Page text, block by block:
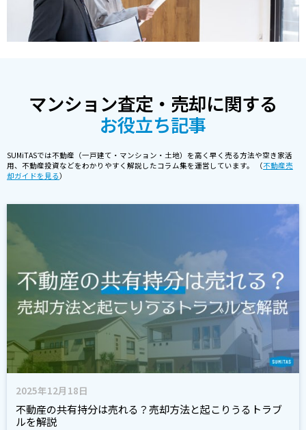
マンション査定・売却に関する
お役立ち記事
SUMiTASでは不動産（一戸建て・マンション・土地）を高く早く売る方法や空き家活
用、不動産投資などをわかりやすく解説したコラム集を運営しています。 （不動産売
却ガイドを見る）
2025年12月18日
不動産の共有持分は売れる？売却方法と起こりうるトラブ
ルを解説